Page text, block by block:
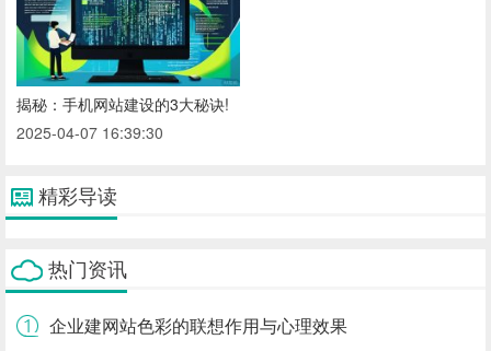
揭秘：手机网站建设的3大秘诀!
2025-04-07 16:39:30
精彩导读
热门资讯
企业建网站色彩的联想作用与心理效果